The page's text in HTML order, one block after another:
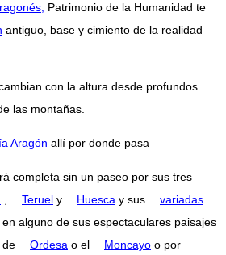
Patrimonio de la Humanidad te
antiguo, base y cimiento de la realidad
con la altura desde profundos
las montañas.
Aragón allí por donde pasa
completa sin un paseo por sus tres
Teruel y Huesca y sus
variadas
en alguno de sus espectaculares paisajes
de
Ordesa o el Moncayo o por